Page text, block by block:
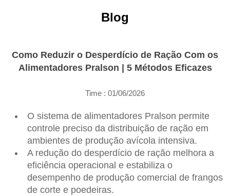
Blog
Como Reduzir o Desperdício de Ração Com os
Alimentadores Pralson | 5 Métodos Eficazes
Time : 01/06/2026
O sistema de alimentadores Pralson permite
controle preciso da distribuição de ração em
ambientes de produção avícola intensiva.
A redução do desperdício de ração melhora a
eficiência operacional e estabiliza o
desempenho de produção comercial de frangos
de corte e poedeiras.